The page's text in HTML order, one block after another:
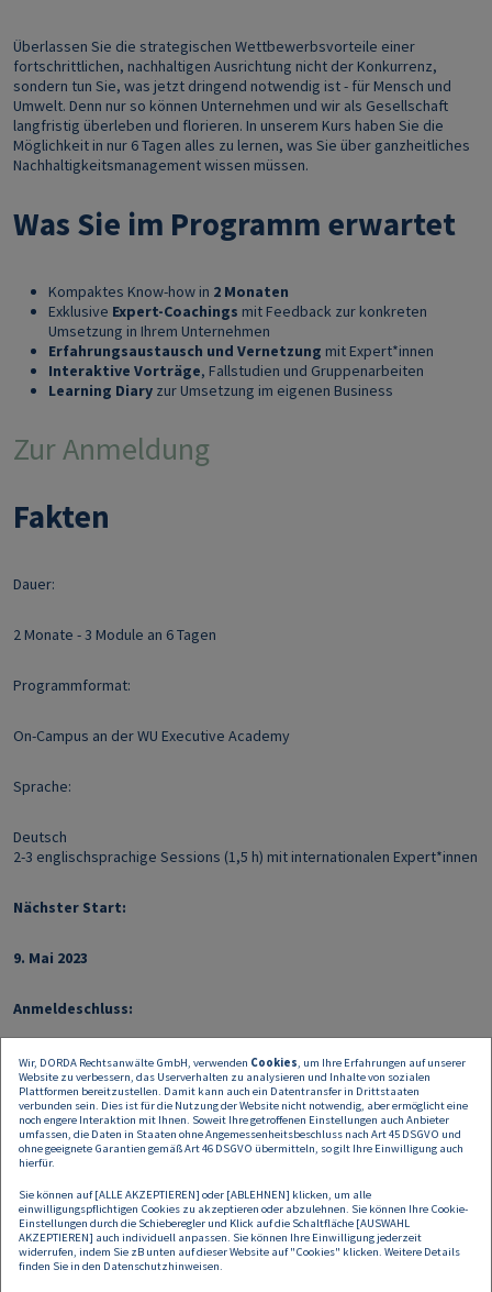
Überlassen Sie die strategischen Wettbewerbsvorteile einer
fortschrittlichen, nachhaltigen Ausrichtung nicht der Konkurrenz,
sondern tun Sie, was jetzt dringend notwendig ist - für Mensch und
Umwelt. Denn nur so können Unternehmen und wir als Gesellschaft
langfristig überleben und florieren. In unserem Kurs haben Sie die
Möglichkeit in nur 6 Tagen alles zu lernen, was Sie über ganzheitliches
Nachhaltigkeitsmanagement wissen müssen.
Was Sie im Programm erwartet
Kompaktes Know-how in 2 Monaten
Exklusive Expert-Coachings mit Feedback zur konkreten
Umsetzung in Ihrem Unternehmen
Erfahrungsaustausch und Vernetzung mit Expert*innen
Interaktive Vorträge, Fallstudien und Gruppenarbeiten
Learning Diary zur Umsetzung im eigenen Business
Zur Anmeldung
Fakten
Dauer:
2 Monate - 3 Module an 6 Tagen
Programmformat:
On-Campus an der WU Executive Academy
Sprache:
Deutsch
2-3 englischsprachige Sessions (1,5 h) mit internationalen Expert*innen
Nächster Start:
9. Mai 2023
Anmeldeschluss:
15. April 2023
Teilnahmegebühr:
€ 4.900
Early Bird Preis:
€ 4.300 (bei Anmeldung bis 28. Februar 2023)
Wir, DORDA Rechtsanwälte GmbH, verwenden Cookies, um Ihre Erfahrungen auf unserer
Website zu verbessern, das Userverhalten zu analysieren und Inhalte von sozialen
Plattformen bereitzustellen. Damit kann auch ein Datentransfer in Drittstaaten
verbunden sein. Dies ist für die Nutzung der Website nicht notwendig, aber ermöglicht eine
noch engere Interaktion mit Ihnen. Soweit Ihre getroffenen Einstellungen auch Anbieter
umfassen, die Daten in Staaten ohne Angemessenheitsbeschluss nach Art 45 DSGVO und
ohne geeignete Garantien gemäß Art 46 DSGVO übermitteln, so gilt Ihre Einwilligung auch
hierfür.
Sie können auf [ALLE AKZEPTIEREN] oder [ABLEHNEN] klicken, um alle
einwilligungspflichtigen Cookies zu akzeptieren oder abzulehnen. Sie können Ihre Cookie-
Einstellungen durch die Schieberegler und Klick auf die Schaltfläche [AUSWAHL
AKZEPTIEREN] auch individuell anpassen. Sie können Ihre Einwilligung jederzeit
widerrufen, indem Sie zB unten auf dieser Website auf "Cookies" klicken. Weitere Details
finden Sie in den Datenschutzhinweisen.